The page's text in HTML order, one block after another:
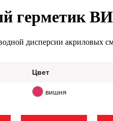
герметик
дисперсии акриловых
Цвет
вишня